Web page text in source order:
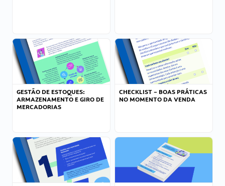
GESTÃO DE ESTOQUES:
ARMAZENAMENTO E GIRO DE
MERCADORIAS
CHECKLIST – BOAS PRÁTICAS
NO MOMENTO DA VENDA